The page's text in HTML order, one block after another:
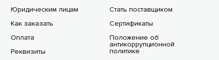
Юридическим лицам
Как заказать
Оплата
Реквизиты
Стать поставщиком
Сертификаты
Положение об
антикоррупционной
политике